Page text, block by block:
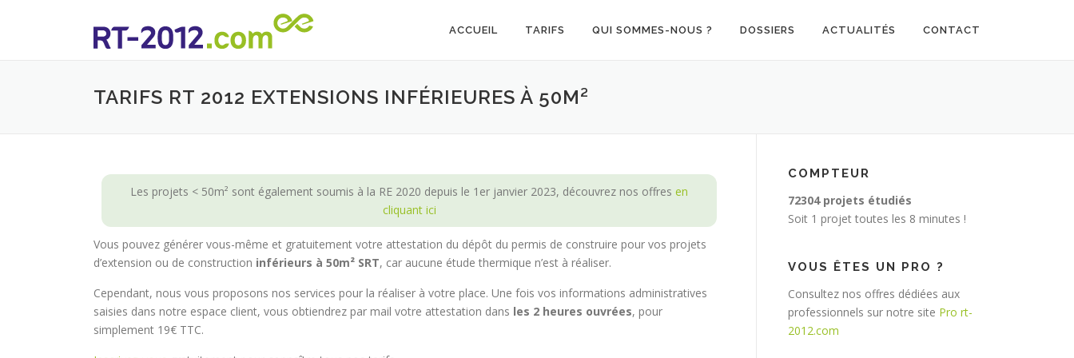
ACCUEIL TARIFS QUI SOMMES-NOUS ? DOSSIERS ACTUALITÉS CONTACT
TARIFS RT 2012 EXTENSIONS INFÉRIEURES À 50M²
Les projets < 50m² sont également soumis à la RE 2020 depuis le 1er janvier 2023, découvrez nos offres en
cliquant ici
Vous pouvez générer vous-même et gratuitement votre attestation du dépôt du permis de construire pour vos projets
d’extension ou de construction inférieurs à 50m² SRT, car aucune étude thermique n’est à réaliser.
Cependant, nous vous proposons nos services pour la réaliser à votre place. Une fois vos informations administratives
saisies dans notre espace client, vous obtiendrez par mail votre attestation dans les 2 heures ouvrées, pour
simplement 19€ TTC.
COMPTEUR
72304 projets étudiés
Soit 1 projet toutes les 8 minutes !
VOUS ÊTES UN PRO ?
Consultez nos offres dédiées aux
professionnels sur notre site Pro rt-
2012.com